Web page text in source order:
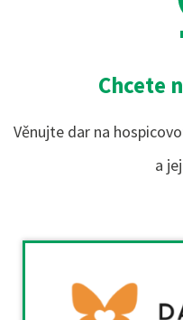
Chcete
Věnujte dar na
a